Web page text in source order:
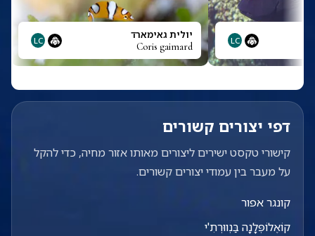
LC יולית גאימארד
Coris gaimard
LC
דפי יצורים קשורים
קישורי טקסט ישירים ליצורים מאותו אזור מחיה, כדי להקל
על מעבר בין עמודי יצורים קשורים.
קונגר אפור
קוֹאֶלוֹפְּלָנָה בַּנְווּרְתִ'י